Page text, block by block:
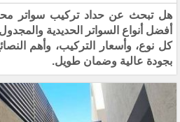
هل تبحث عن حداد تركيب سواتر
كل نوع، وأسعار التركيب، وأهم
بجودة عالية وضمان طويل.